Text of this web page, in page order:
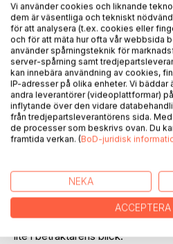
BESKRIVNING
Det började för länge sedan
exalterad kille på någon (har
någonstans på väster i Hudiksvall.
80 naiva teckningar med
under en kort period, dom
80 naiva teckningar som nu efter
sakta lunken och ensamheten i
tryggt. Till slut tog dom chansen
visa upp sig, njuta en stund av
lite i betraktarens blick.
Vi använder cookies och liknande
dem är väsentliga och tekniskt
för att analysera (t.ex. cookies eller
och för att mäta hur ofta vår webbsida
använder spårningsteknik för
server-spårning samt
kan innebära användning av cookies,
IP-adresser på olika enheter. Vi bäddar
andra leverantörer (videoplattformar)
inflytande över den vidare
från tredjepartsleverantörens sida.
de processer som beskrivs ovan. Du
framtida verkan. (BoD-juridisk
NEKA
ACCEPTERA